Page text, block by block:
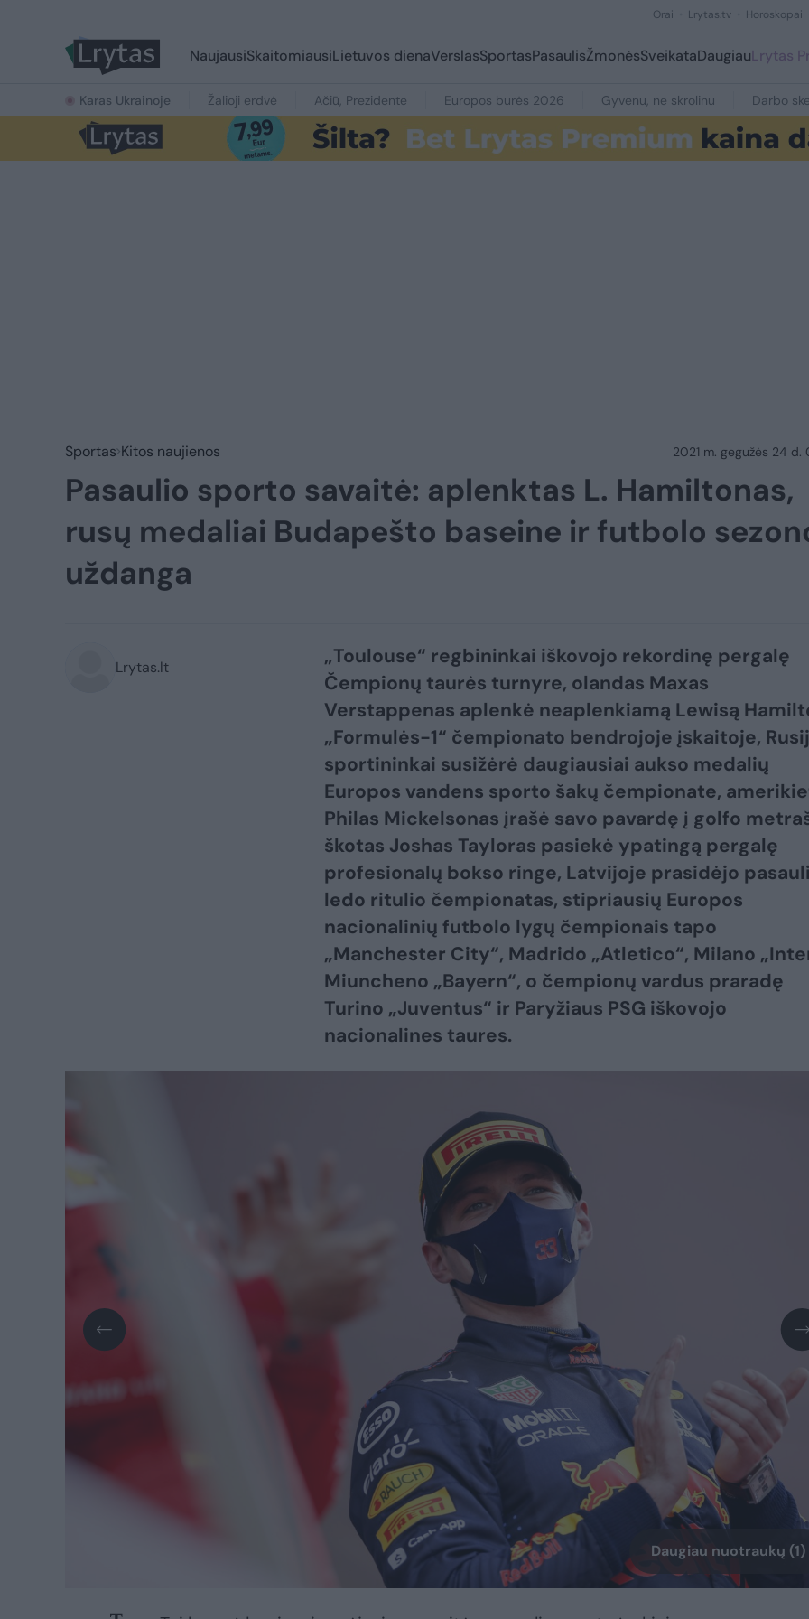
Orai Lrytas.tv Horoskopai
NaujausiSkaitomiausiLietuvos dienaVerslasSportasPasaulisŽmonėsSveikataDaugiauLrytas
Karas Ukrainoje Žalioji erdvė Ačiū, Prezidente Europos burės 2026 Gyvenu, ne skrolinu Darbo
Sportas Kitos naujienos 2021 m. gegužės 24 d.
Pasaulio sporto savaitė: aplenktas L. Hamiltonas,
rusų medaliai Budapešto baseine ir futbolo
uždanga
Lrytas.lt
„Toulouse“ regbininkai iškovojo rekordinę pergalę
Čempionų taurės turnyre, olandas Maxas
Verstappenas aplenkė neaplenkiamą Lewisą
„Formulės-1“ čempionato bendrojoje įskaitoje,
sportininkai susižėrė daugiausiai aukso medalių
Europos vandens sporto šakų čempionate,
Philas Mickelsonas įrašė savo pavardę į golfo
škotas Joshas Tayloras pasiekė ypatingą pergalę
profesionalų bokso ringe, Latvijoje prasidėjo
ledo ritulio čempionatas, stipriausių Europos
nacionalinių futbolo lygų čempionais tapo
„Manchester City“, Madrido „Atletico“, Milano
Miuncheno „Bayern“, o čempionų vardus praradę
Turino „Juventus“ ir Paryžiaus PSG iškovojo
nacionalines taures.
Daugiau nuotraukų (1)